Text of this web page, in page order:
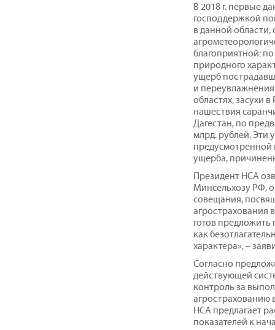
В 2018 г. первые
господдержкой
в данной
благоприятной:
природного
ущерб
и
областях, засухи
нашествия
Дагестан, по
млрд. рублей. Эти
предусмотренной
ущерба,
Президент НСА
Минсельхозу РФ,
совещания,
агрострахования
готов
как
характера», –
Согласно
действующей
контроль за
агрострахованию
НСА предлагает
показателей к